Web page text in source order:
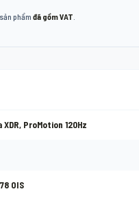
phẩm đã gồm VAT
ProMotion 120Hz
OIS